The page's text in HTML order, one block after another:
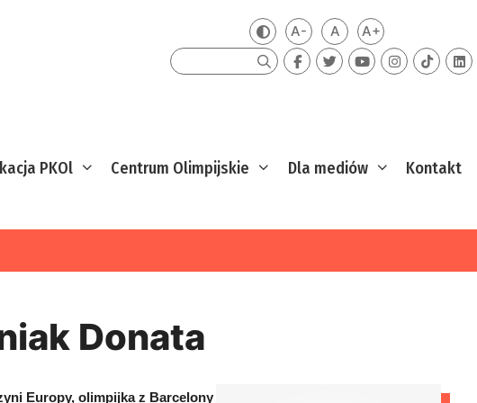
Zmień kontrast
A-Mniejsza czcionka
ADomyślna czcionka
A+Większa
Szukaj
PKOl Centrum Olimpijskie Dla mediów Kontakt
Donata
Europy, olimpijka z Barcelony